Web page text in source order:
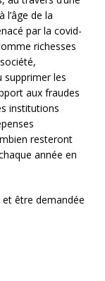
de la
par la covid-
richesses
supprimer les
aux fraudes
institutions
resteront
année en
être demandée